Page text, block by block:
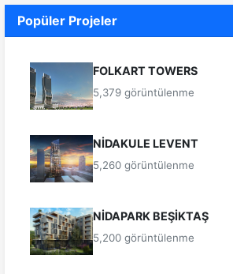
Popüler Projeler
FOLKART TOWERS
5,379 görüntülenme
NİDAKULE LEVENT
5,260 görüntülenme
NİDAPARK BEŞİKTAŞ
5,200 görüntülenme